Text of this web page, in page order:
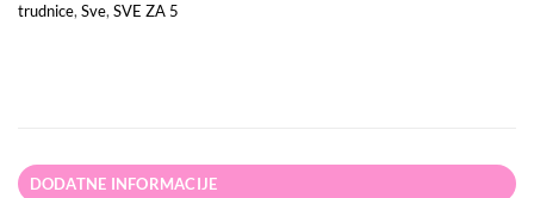
trudnice,Sve,SVE ZA 5
DODATNE INFORMACIJE